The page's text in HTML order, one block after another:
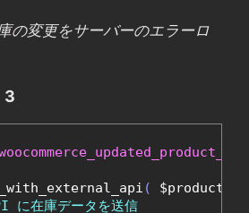
の変更をサーバーのエラーロ
3
( $product_id
在庫データを送信